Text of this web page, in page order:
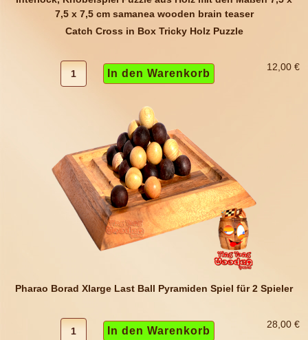
Catch Cross in Box Tricky Holz Puzzle
12,00 €
Pharao Borad Xlarge Last Ball Pyramiden Spiel für 2 Spieler
28,00 €